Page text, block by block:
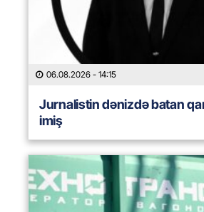
06.08.2026 - 14:15
Jurnalistin dənizdə batan
imiş